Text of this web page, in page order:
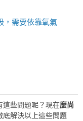
，需要依靠氧氣
這些問題呢？現在麼尚
底解決以上這些問題